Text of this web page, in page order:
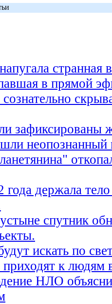
странная
в прямой
зафиксированы
неопознанный
года держала
спутник
искать по
к людям
НЛО